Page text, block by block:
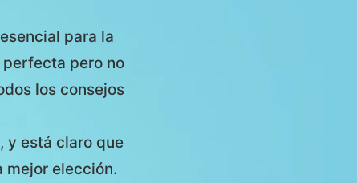
para la
pero no
los consejos
y está claro que
mejor elección.